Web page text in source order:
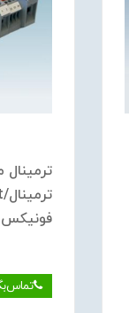
فونیکس